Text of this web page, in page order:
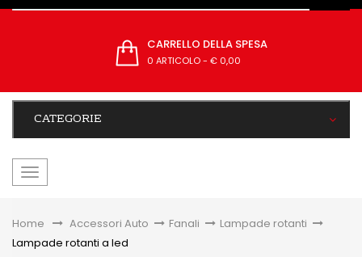
CARRELLO DELLA SPESA
0 ARTICOLO- € 0,00
CATEGORIE
navigazione
Home &gt;Accessori Auto > Fanali > Lampade rotanti >
Lampade rotanti a led